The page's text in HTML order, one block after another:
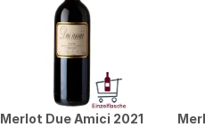
Merlot Due Amici 2021